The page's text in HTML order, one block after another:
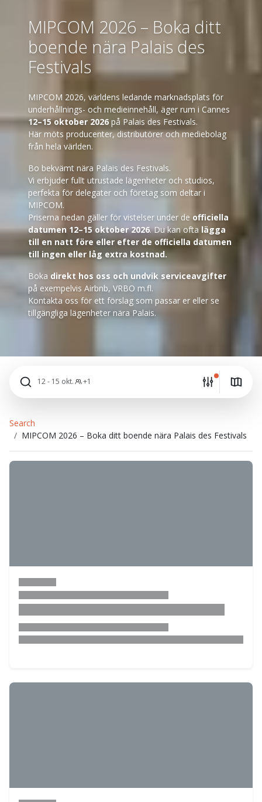
MIPCOM 2026 – Boka ditt
boende nära Palais des
Festivals
MIPCOM 2026, världens ledande marknadsplats för
underhållnings- och medieinnehåll, äger rum i Cannes
12–15 oktober 2026 på Palais des Festivals.
Här möts producenter, distributörer och mediebolag
från hela världen.
Bo bekvämt nära Palais des Festivals.
Vi erbjuder fullt utrustade lägenheter och studios,
perfekta för delegater och företag som deltar i
MIPCOM.
Priserna nedan gäller för vistelser under de officiella
datumen 12–15 oktober 2026. Du kan ofta lägga
till en natt före eller efter de officiella datumen
till ingen eller låg extra kostnad.
Boka direkt hos oss och undvik serviceavgifter
på exempelvis Airbnb, VRBO m.fl.
Kontakta oss för ett förslag som passar er eller se
tillgängliga lägenheter nära Palais.
12 - 15 okt. +1
Search
MIPCOM 2026 – Boka ditt boende nära Palais des Festivals